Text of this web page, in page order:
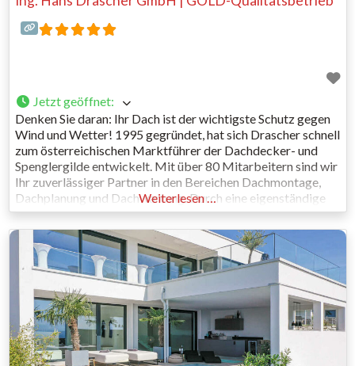
Jetzt geöffnet:
Denken Sie daran: Ihr Dach ist der wichtigste Schutz gegen
Wind und Wetter! 1995 gegründet, hat sich Drascher schnell
zum österreichischen Marktführer der Dachdecker- und
Spenglergilde entwickelt. Mit über 80 Mitarbeitern sind wir
Ihr zuverlässiger Partner in den Bereichen Dachmontage,
Dachplanung und Dachwartung. Durch eine eigenständige
und zentrale Organisation aller Projekte können wir die
Ausführung der Arbeiten entsprechend unseren hohen
Weiterlesen …